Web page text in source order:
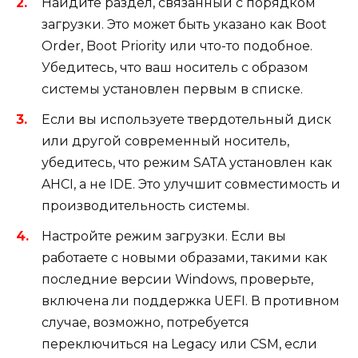
загрузки. Это может быть указано как Boot
Order, Boot Priority или что-то подобное.
Убедитесь, что ваш носитель с образом
системы установлен первым в списке.
Если вы используете твердотельный диск
или другой современный носитель,
убедитесь, что режим SATA установлен как
AHCI, а не IDE. Это улучшит совместимость и
производительность системы.
Настройте режим загрузки. Если вы
работаете с новыми образами, такими как
последние версии Windows, проверьте,
включена ли поддержка UEFI. В противном
случае, возможно, потребуется
переключиться на Legacy или CSM, если